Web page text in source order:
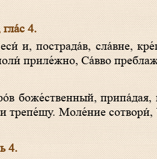
4.
приле́жно, Са́вво
трепе́щу. Моле́ние
4.